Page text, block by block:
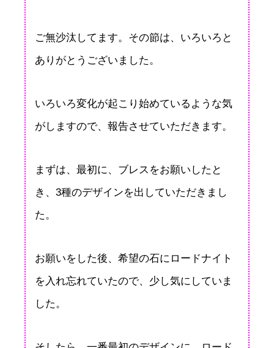
ご無沙汰してます。その節は、いろいろと
ありがとうございました。
いろいろ変化が起こり始めているような気
がしますので、報告させていただきます。
まずは、最初に、ブレスをお願いしたと
き、3種のデザインを出していただきまし
た。
お願いをした後、希望の石にロードナイト
を入れ忘れていたので、少し気にしていま
した。